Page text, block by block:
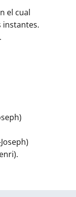
el cual
instantes.